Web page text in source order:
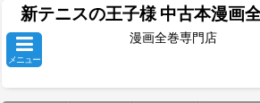
新テニスの王子様 中古本漫画
メニュー
漫画全巻専門店